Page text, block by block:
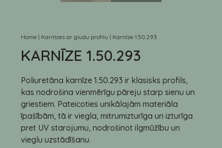
Home | Karnīzes ar gludu profilu | Karnīze 1.50.293
KARNĪZE 1.50.293
Poliuretāna karnīze 1.50.293 ir klasisks profils,
kas nodrošina vienmērīgu pāreju starp sienu un
griestiem. Pateicoties unikālajām materiāla
īpašībām, tā ir viegla, mitrumizturīga un izturīga
pret UV starojumu, nodrošinot ilgmūžību un
vieglu uzstādīšanu.